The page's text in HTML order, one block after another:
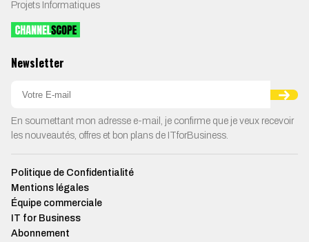
Projets Informatiques
Newsletter
En soumettant mon adresse e-mail, je confirme que je veux recevoir
les nouveautés, offres et bon plans de ITforBusiness.
Politique de Confidentialité
Mentions légales
Équipe commerciale
IT for Business
Abonnement